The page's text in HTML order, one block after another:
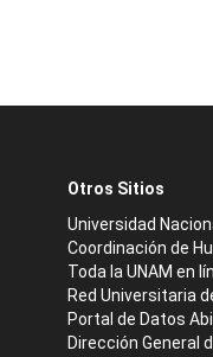
Otros Sitios
Universidad
Coordinación de
Toda la UNAM en
Red Universitaria
Portal de Datos
Dirección General